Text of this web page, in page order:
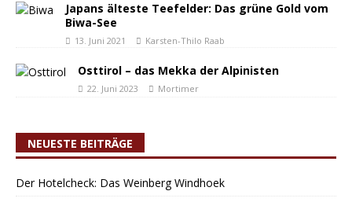
Japans älteste Teefelder: Das grüne Gold vom
Biwa-See
13. Juni 2021 Karsten-Thilo Raab
Osttirol – das Mekka der Alpinisten
22. Juni 2023 Mortimer
NEUESTE BEITRÄGE
Der Hotelcheck: Das Weinberg Windhoek